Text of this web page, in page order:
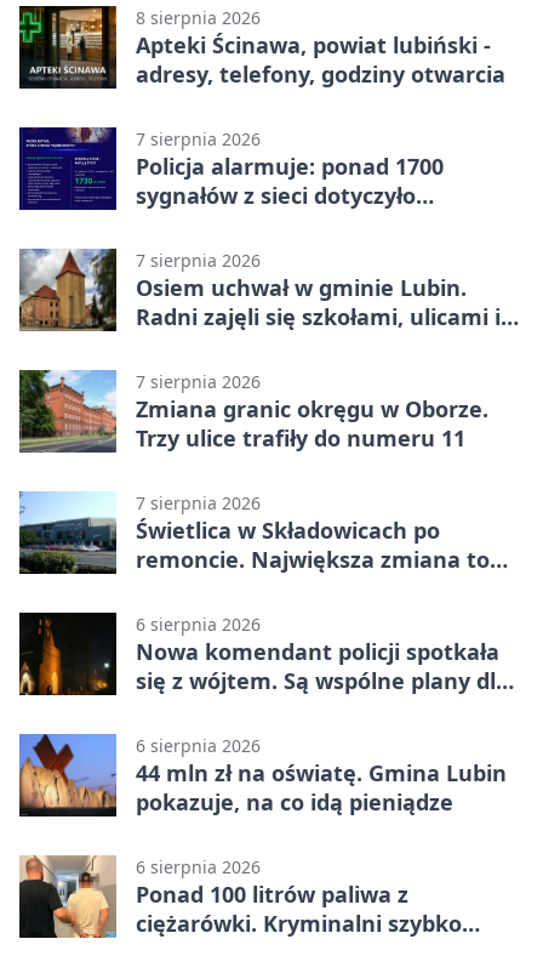
8 sierpnia 2026
Apteki Ścinawa, powiat lubiński -
adresy, telefony, godziny otwarcia
7 sierpnia 2026
Policja alarmuje: ponad 1700
sygnałów z sieci dotyczyło
7 sierpnia 2026
Osiem uchwał w gminie Lubin.
Radni zajęli się szkołami, ulicami i
7 sierpnia 2026
Zmiana granic okręgu w Oborze.
Trzy ulice trafiły do numeru 11
7 sierpnia 2026
Świetlica w Składowicach po
remoncie. Największa zmiana to
6 sierpnia 2026
Nowa komendant policji spotkała
się z wójtem. Są wspólne plany dla
6 sierpnia 2026
44 mln zł na oświatę. Gmina Lubin
pokazuje, na co idą pieniądze
6 sierpnia 2026
Ponad 100 litrów paliwa z
ciężarówki. Kryminalni szybko